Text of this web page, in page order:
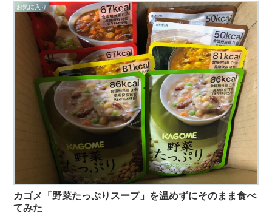
お気に入り
カゴメ「野菜たっぷりスープ」を温めずにそのまま食べ
てみた